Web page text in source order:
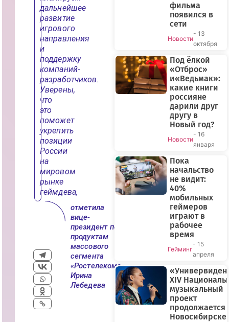
дальнейшее
развитие
игрового
направления
и
поддержку
компаний-
разработчиков.
Уверены,
что
это
поможет
укрепить
позиции
России
на
мировом
рынке
геймдева,
отметила
вице-
президент по
продуктам
массового
сегмента
«Ростелекома»
Ирина
Лебедева
фильма
появился в
сети
Новости
- 13
октября
Под ёлкой
«Отброс»
и«Ведьмак»:
какие книги
россияне
дарили друг
другу в
Новый год?
Новости
- 16
января
Пока
начальство
не видит:
40%
мобильных
геймеров
играют в
рабочее
время
Гейминг
- 15
апреля
XIV
музыкальный
проект
продолжается
Новосибирске